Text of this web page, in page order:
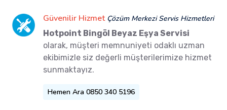
Güvenilir Hizmet Çözüm Merkezi Servis Hizmetleri
Hotpoint Bingöl Beyaz Eşya Servisi
olarak, müşteri memnuniyeti odaklı uzman
ekibimizle siz değerli müşterilerimize hizmet
sunmaktayız.
Hemen Ara 0850 340 5196